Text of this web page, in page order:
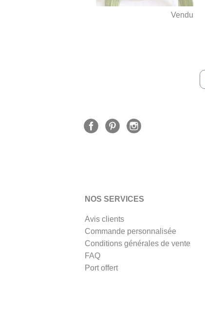
Vendu
NOS SERVICES
Avis clients
Commande personnalisée
Conditions générales de vente
FAQ
Port offert